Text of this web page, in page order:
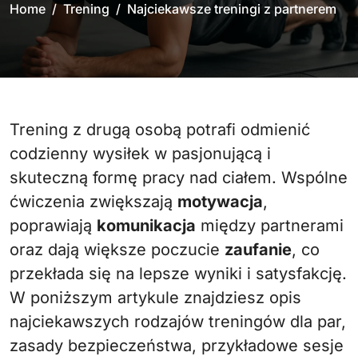
Home Trening Najciekawsze treningi z partnerem
Trening z drugą osobą potrafi odmienić
codzienny wysiłek w pasjonującą i
skuteczną formę pracy nad ciałem. Wspólne
ćwiczenia zwiększają motywacja,
poprawiają komunikacja między partnerami
oraz dają większe poczucie zaufanie, co
przekłada się na lepsze wyniki i satysfakcję.
W poniższym artykule znajdziesz opis
najciekawszych rodzajów treningów dla par,
zasady bezpieczeństwa, przykładowe sesje